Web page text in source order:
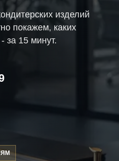
изделий
покажем, каких
за 15 минут.